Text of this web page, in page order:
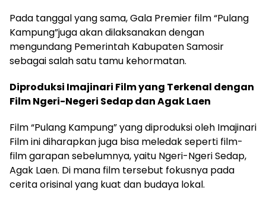
Pada tanggal yang sama, Gala Premier film “Pulang
Kampung”juga akan dilaksanakan dengan
mengundang Pemerintah Kabupaten Samosir
sebagai salah satu tamu kehormatan.
Diproduksi Imajinari Film yang Terkenal dengan
Film Ngeri-Negeri Sedap dan Agak Laen
Film “Pulang Kampung” yang diproduksi oleh Imajinari
Film ini diharapkan juga bisa meledak seperti film-
film garapan sebelumnya, yaitu Ngeri-Ngeri Sedap,
Agak Laen. Di mana film tersebut fokusnya pada
cerita orisinal yang kuat dan budaya lokal.